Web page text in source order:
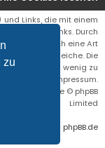
zu
und Links, die mit einem
Affiliate Links. Durch
Link erhälte ich eine Art
Preis der gleiche. Die
Webseite ein wenig zu
auch das Impressum.
® Forum Software © phpBB
Limited
durch phpBB.de